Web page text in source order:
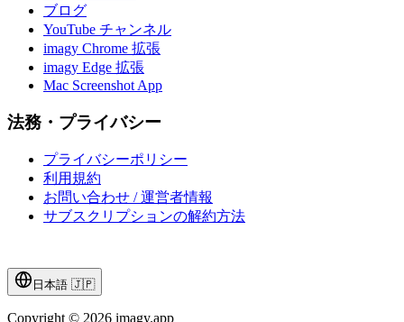
ブログ
YouTube チャンネル
imagy Chrome 拡張
imagy Edge 拡張
Mac Screenshot App
法務・プライバシー
プライバシーポリシー
利用規約
お問い合わせ / 運営者情報
サブスクリプションの解約方法
日本語 🇯🇵
Copyright © 2026 imagy.app